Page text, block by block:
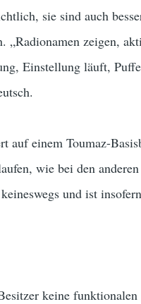
sie sind auch
„Radionamen zeigen,
Einstellung läuft,
auf einem Toumaz-
wie bei den
und ist
keine